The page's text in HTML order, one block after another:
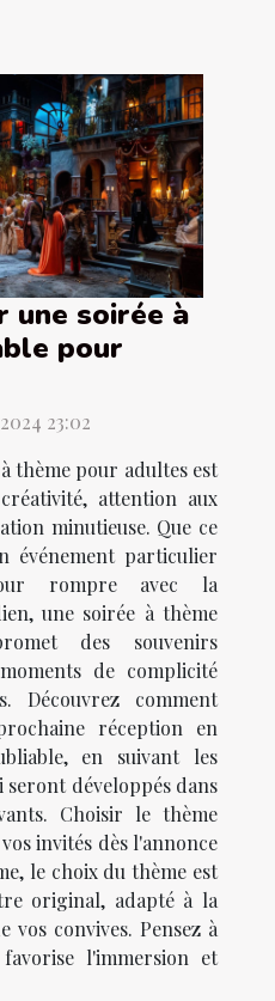
une soirée à
pour
23:02
thème pour adultes est
attention aux
minutieuse. Que ce
événement particulier
rompre avec la
une soirée à thème
des souvenirs
de complicité
Découvrez comment
réception en
en suivant les
seront développés dans
Choisir le thème
invités dès l'annonce
le choix du thème est
original, adapté à la
vos convives. Pensez à
l'immersion et